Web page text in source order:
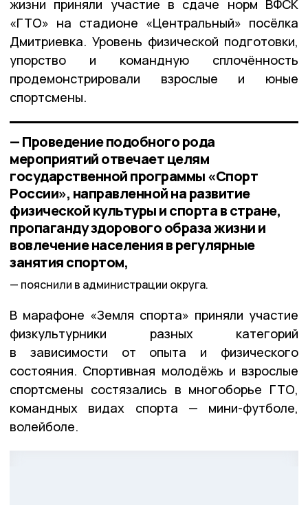
жизни приняли участие в сдаче норм ВФСК
«ГТО» на стадионе «Центральный» посёлка
Дмитриевка. Уровень физической подготовки,
упорство и командную сплочённость
продемонстрировали взрослые и юные
спортсмены.
— Проведение подобного рода
мероприятий отвечает целям
государственной программы «Спорт
России», направленной на развитие
физической культуры и спорта в стране,
пропаганду здорового образа жизни и
вовлечение населения в регулярные
занятия спортом,
пояснили в администрации округа.
В марафоне «Земля спорта» приняли участие
физкультурники разных категорий
в зависимости от опыта и физического
состояния. Спортивная молодёжь и взрослые
спортсмены состязались в многоборье ГТО,
командных видах спорта — мини-футболе,
волейболе.